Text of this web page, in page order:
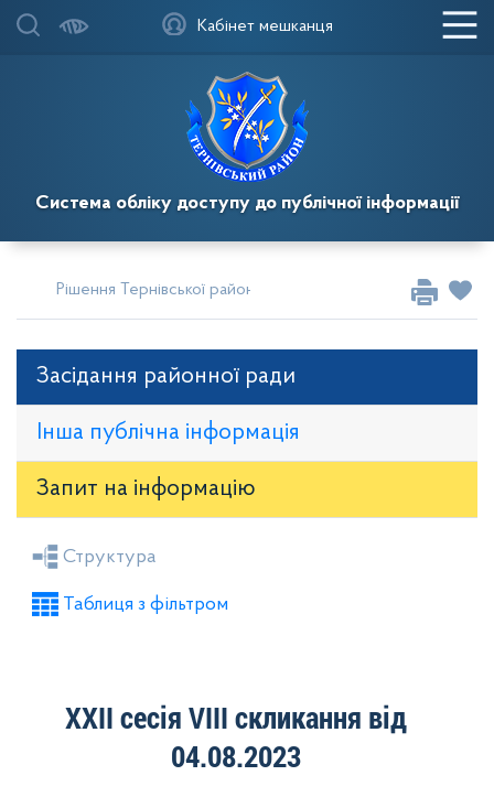
Система обліку доступу до публічної інформації
Кабінет мешканця
Рішення Тернівської районної у місті ради Сесії за
Засідання районної ради
Інша публічна інформація
Запит на iнформацію
Засідання районної ради
Проекти рішень районної ради
Структура
Таблиця з фільтром
XXII сесія VIIІ скликання від
04.08.2023